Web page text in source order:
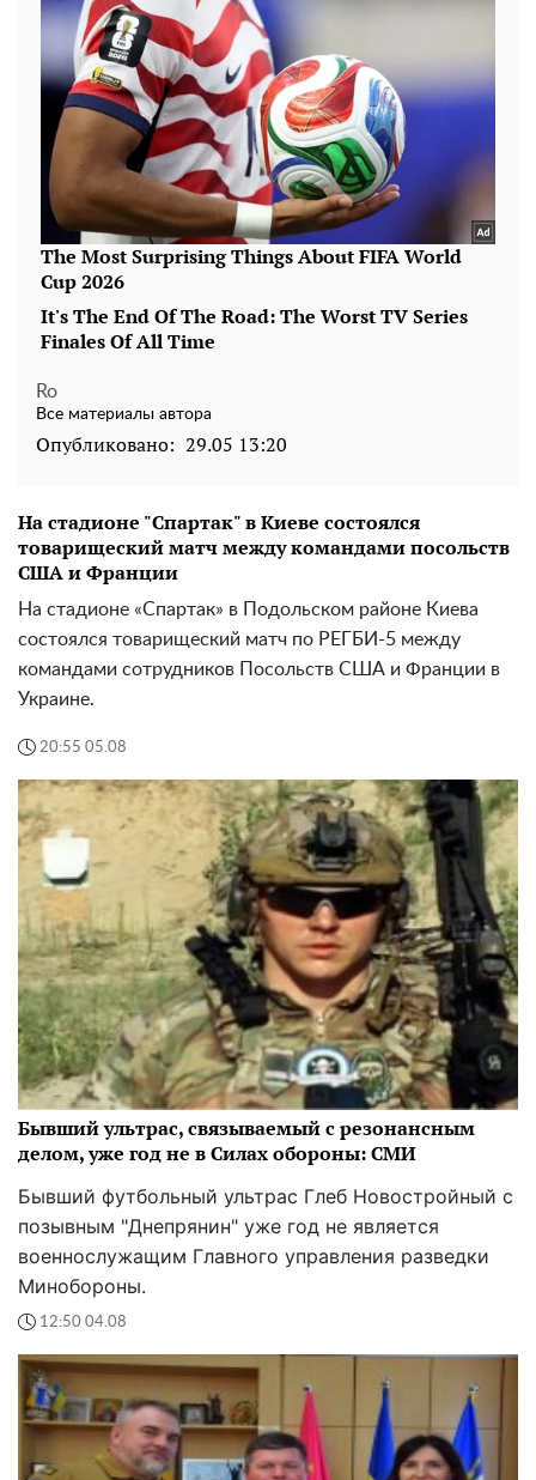
Ro
Все материалы автора
Опубликовано: 29.05 13:20
На стадионе "Спартак" в Киеве состоялся
товарищеский матч между командами посольств
США и Франции
На стадионе «Спартак» в Подольском районе Киева
состоялся товарищеский матч по РЕГБИ-5 между
командами сотрудников Посольств США и Франции в
Украине.
20:55 05.08
Бывший ультрас, связываемый с резонансным
делом, уже год не в Силах обороны: СМИ
Бывший футбольный ультрас Глеб Новостройный с
позывным "Днепрянин" уже год не является
военнослужащим Главного управления разведки
Минобороны.
12:50 04.08